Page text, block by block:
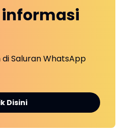
informasi
Saluran WhatsApp
Disini